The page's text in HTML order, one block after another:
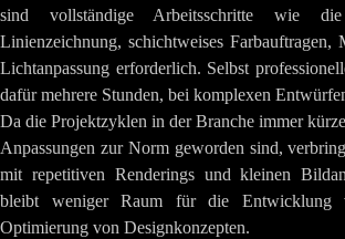
sind vollständige Arbeitsschritte wie
Linienzeichnung, schichtweises Farbauftragen,
Lichtanpassung erforderlich. Selbst
dafür mehrere Stunden, bei komplexen
Da die Projektzyklen in der Branche immer
Anpassungen zur Norm geworden sind,
mit repetitiven Renderings und kleinen
bleibt weniger Raum für die
Optimierung von Designkonzepten.